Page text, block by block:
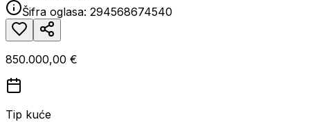
Šifra oglasa: 294568674540
850.000,00 €
Tip kuće